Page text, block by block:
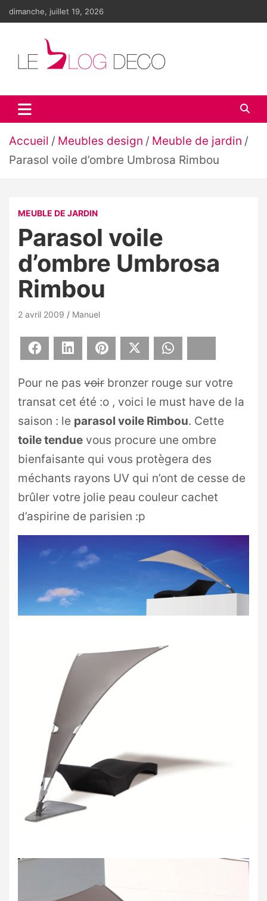
Aller
dimanche, juillet 19, 2026
Le blog déco
LE blog de la décoration d'intérieur et du design
Accueil Meubles design
Meuble de jardin
Parasol voile d’ombre Umbrosa Rimbou
MEUBLE DE JARDIN
Parasol voile
d’ombre Umbrosa
Rimbou
2 avril 2009 Manuel
Facebook LinkedIn Pinterest
Pour ne pas voir bronzer rouge sur votre
transat cet été :o , voici le must have de la
saison : le parasol voile Rimbou. Cette
toile tendue vous procure une ombre
bienfaisante qui vous protègera des
méchants rayons UV qui n’ont de cesse de
brûler votre jolie peau couleur cachet
d’aspirine de parisien :p